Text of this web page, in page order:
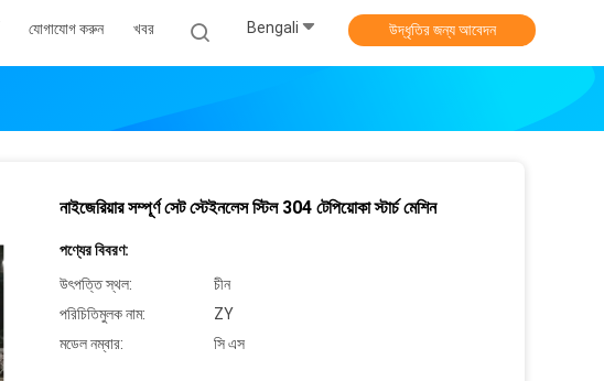
যোগাযোগ করুন খবর Bengali উদ্ধৃতির জন্য আবেদন
নাইজেরিয়ার সম্পূর্ণ সেট স্টেইনলেস স্টিল 304 টেপিয়োকা স্টার্চ মেশিন
পণ্যের বিবরণ:
উৎপত্তি স্থল:
চীন
পরিচিতিমুলক নাম:
ZY
মডেল নম্বার:
সি এস